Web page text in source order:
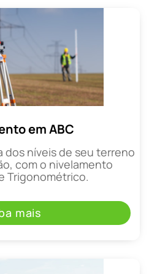
em ABC
dos níveis de seu terreno
com o nivelamento
Trigonométrico.
mais